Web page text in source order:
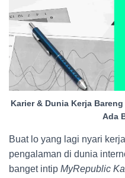
Karier & Dunia Kerja
Ada
Buat lo yang lagi nyari
pengalaman di dunia
banget intip MyRepublic